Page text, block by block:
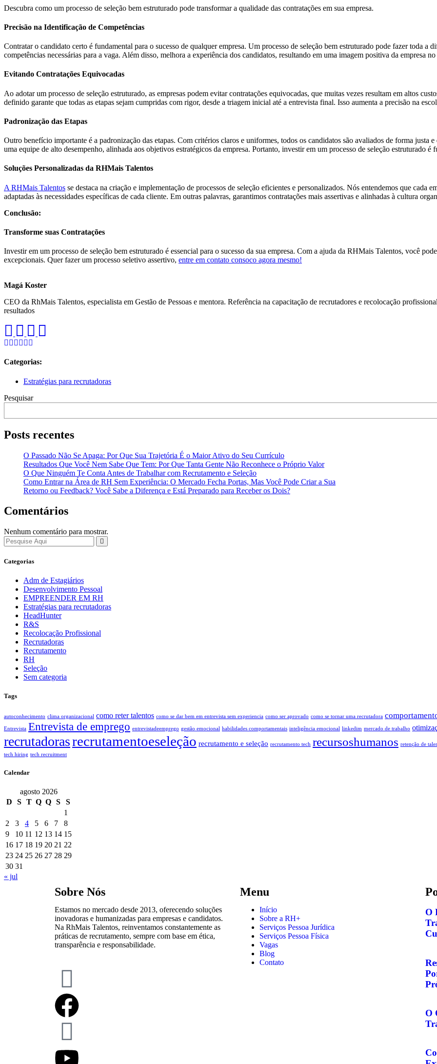
Descubra como um processo de seleção bem estruturado pode transformar a qualidade das contratações em sua empresa.
Precisão na Identificação de Competências
Contratar o candidato certo é fundamental para o sucesso de qualquer empresa. Um processo de seleção bem estruturado pode fazer toda a
competências necessárias para a vaga. Além disso, melhora a experiência dos candidatos, resultando em uma imagem positiva da empresa
Evitando Contratações Equivocadas
Ao adotar um processo de seleção estruturado, as empresas podem evitar contratações equivocadas, que muitas vezes resultam em altos
definido garante que todas as etapas sejam cumpridas com rigor, desde a triagem inicial até a entrevista final. Isso aumenta a precisão na
Padronização das Etapas
Outro benefício importante é a padronização das etapas. Com critérios claros e uniformes, todos os candidatos são avaliados de forma justa
uma equipe de alto desempenho, alinhada aos objetivos estratégicos da empresa. Portanto, investir em um processo de seleção estruturado é
Soluções Personalizadas da RHMais Talentos
A RHMais Talentos se destaca na criação e implementação de processos de seleção eficientes e personalizados. Nós entendemos que cada
adaptadas às necessidades específicas de cada cliente. Em outras palavras, garantimos contratações mais assertivas e alinhadas à cultura
Conclusão:
Transforme suas Contratações
Investir em um processo de seleção bem estruturado é essencial para o sucesso da sua empresa. Com a ajuda da RHMais Talentos, você
excepcionais. Quer fazer um processo seletivo assertivo, entre em contato consoco agora mesmo!
Magá Koster
CEO da RhMais Talentos, especialista em Gestão de Pessoas e mentora. Referência na capacitação de recrutadores e recolocação
resultados
Categorias:
Estratégias para recrutadoras
Pesquisar
Posts recentes
O Passado Não Se Apaga: Por Que Sua Trajetória É o Maior Ativo do Seu Currículo
Resultados Que Você Nem Sabe Que Tem: Por Que Tanta Gente Não Reconhece o Próprio Valor
O Que Ninguém Te Conta Antes de Trabalhar com Recrutamento e Seleção
Como Entrar na Área de RH Sem Experiência: O Mercado Fecha Portas, Mas Você Pode Criar a Sua
Retorno ou Feedback? Você Sabe a Diferença e Está Preparado para Receber os Dois?
Comentários
Nenhum comentário para mostrar.
Categorias
Adm de Estagiários
Desenvolvimento Pessoal
EMPREENDER EM RH
Estratégias para recrutadoras
HeadHunter
R&S
Recolocação Profissional
Recrutadoras
Recrutamento
RH
Seleção
Sem categoria
Tags
autoconhecimento clima organizacional como reter talentos como se dar bem em entrevista sem experiencia como ser aprovado como se tornar uma recrutadora
Entrevista Entrevista de emprego entrevistadeemprego gestão emocional habilidades comportamentais inteligência emocional linkedim mercado de trabalho
recrutadorasrecrutamentoeseleção recrutamento e seleção recrutamento tech recursoshumanos retenção de
tech hiring tech recruitment
Calendar
agosto 2026
D
S T Q Q S
S
1
2
3 4 5 6 7
8
9
10 11 12 13 14 15
16 17 18 19 20 21 22
23 24 25 26 27 28 29
30 31
« jul
Sobre Nós
Estamos no mercado desde 2013, oferecendo soluções
inovadoras e humanizadas para empresas e candidatos.
Na RhMais Talentos, reinventamos constantemente as
práticas de recrutamento, sempre com base em ética,
transparência e responsabilidade.
Menu
Início
Sobre a RH+
Serviços Pessoa Jurídica
Serviços Pessoa Física
Vagas
Blog
Contato
O
O